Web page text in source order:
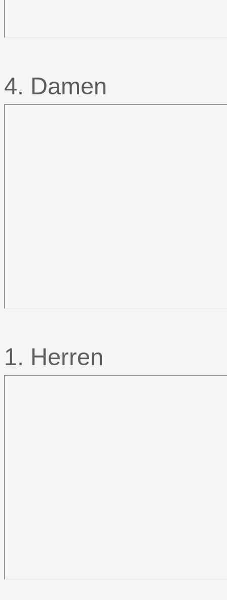
4. Damen
1. Herren